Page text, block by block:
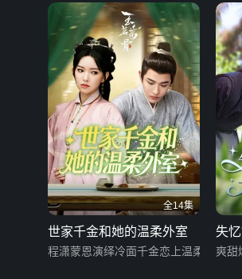
全14集
世家千金和她的温柔外室
程潇蒙恩演绎冷面千金恋上温柔人夫
失
宠
爽甜